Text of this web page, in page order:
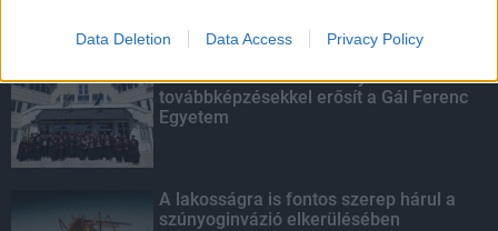
Data Deletion Data Access Privacy Policy
KIEMELT
Kecskeméten is szakirányú
továbbképzésekkel erősít a Gál Ferenc
Egyetem
A lakosságra is fontos szerep hárul a
szúnyoginvázió elkerülésében